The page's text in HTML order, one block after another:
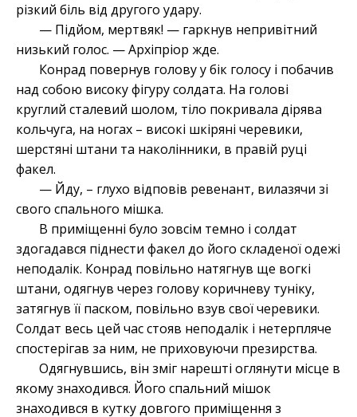
різкий біль від другого удару.
— Підйом, мертвяк! — гаркнув непривітний
низький голос. — Архіпріор жде.
Конрад повернув голову у бік голосу і побачив
над собою високу фігуру солдата. На голові
круглий сталевий шолом, тіло покривала дірява
кольчуга, на ногах – високі шкіряні черевики,
шерстяні штани та наколінники, в правій руці
факел.
— Йду, – глухо відповів ревенант, вилазячи зі
свого спального мішка.
В приміщенні було зовсім темно і солдат
здогадався піднести факел до його складеної одежі
неподалік. Конрад повільно натягнув ще вогкі
штани, одягнув через голову коричневу туніку,
затягнув її паском, повільно взув свої черевики.
Солдат весь цей час стояв неподалік і нетерпляче
спостерігав за ним, не приховуючи презирства.
Одягнувшись, він зміг нарешті оглянути місце в
якому знаходився. Його спальний мішок
знаходився в кутку довгого приміщення з